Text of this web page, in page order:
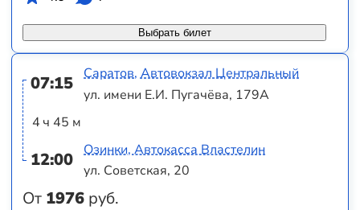
Выбрать билет
07:15
4 ч 45 м
12:00
От 1976 руб.
Саратов, Автовокзал Центральный
ул. имени Е.И. Пугачёва, 179А
Озинки, Автокасса Властелин
ул. Советская, 20